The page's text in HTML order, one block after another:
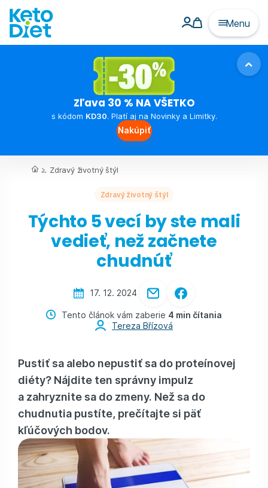
Menu
Zľava 30 % NA VŠETKO
s kódom KD30. Platí aj na Novinky a Limitky.
Nakúpiť
... Zdravý životný štýl
Zdravý životný štýl
Týchto 5 vecí by ste mali
vedieť, než začnete
chudnúť
17. 12. 2024
Tento článok vám zaberie 4 min čítania
Tereza Břízová
Pustiť sa alebo nepustiť sa do proteínovej
diéty? Nájdite ten správny impulz
a zahryznite sa do zmeny. Než sa do
chudnutia pustíte, prečítajte si päť
kľúčových bodov.